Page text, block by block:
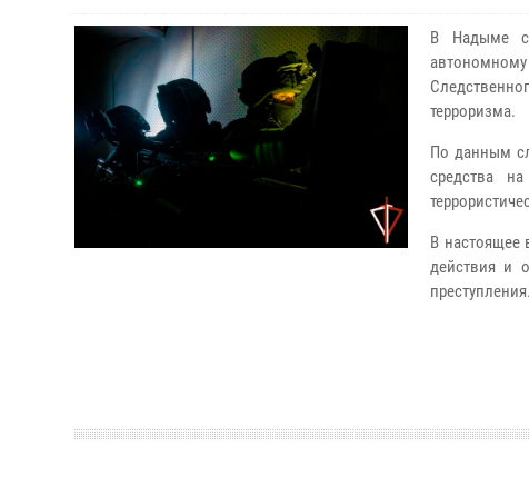
В Надыме
терроризма.
По данным
средства
В настоящее
действия и
преступления.